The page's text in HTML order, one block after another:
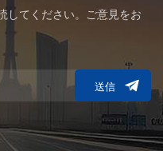
き心地を実現し、高度
計: オンライン プラッ
ットのモデルを選択し、
ズされたロゴ、テキス
観的なデザイン ツール
。 確認と生産：デザイ
専門チームと詳細を確認
してください。ご意見をお
送信